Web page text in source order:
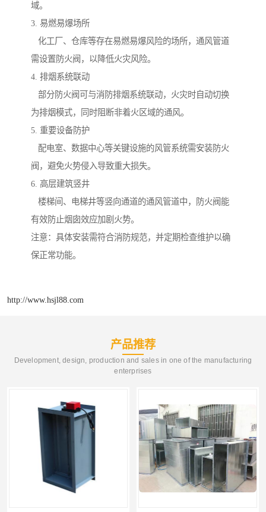
域。
3. 易燃易爆场所
化工厂、仓库等存在易燃易爆风险的场所，通风管道
需设置防火阀，以降低火灾风险。
4. 排烟系统联动
部分防火阀可与消防排烟系统联动，火灾时自动切换
为排烟模式，同时阻断非着火区域的通风。
5. 重要设备防护
配电室、数据中心等关键设施的风管系统需安装防火
阀，避免火势侵入导致重大损失。
6. 高层建筑竖井
楼梯间、电梯井等竖向通道的通风管道中，防火阀能
有效防止烟囱效应加剧火势。
注意：具体安装需符合消防规范，并定期检查维护以确
保正常功能。
http://www.hsjl88.com
产品推荐
Development, design, production and sales in one of the manufacturing
enterprises